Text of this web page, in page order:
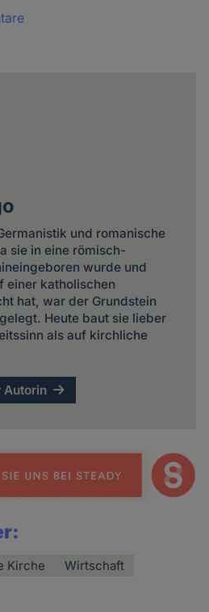
und romanische
sie in eine römisch-
wurde und
einer katholischen
hat, war der Grundstein
Heute baut sie lieber
als auf kirchliche
Autorin
Kirche
Wirtschaft